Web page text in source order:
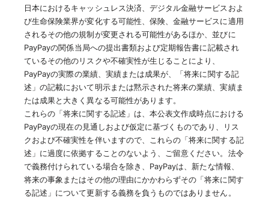
日本におけるキャッシュレス決済、デジタル金融サービスおよ
び生命保険業界が変化する可能性、保険、金融サービスに適用
されるその他の規制が変更される可能性があるほか、並びに
PayPayの関係当局への提出書類および定期報告書に記載され
ているその他のリスクや不確実性が生じることにより、
PayPayの実際の業績、実績または成果が、「将来に関する記
述」の記載において明示または黙示された将来の業績、実績ま
たは成果と大きく異なる可能性があります。
これらの「将来に関する記述」は、本公表文作成時点における
PayPayの現在の見通しおよび仮定に基づくものであり、リス
クおよび不確実性を伴いますので、これらの「将来に関する記
述」に過度に依拠することのないよう、ご留意ください。法令
で義務付けられている場合を除き、PayPayは、新たな情報、
将来の事象またはその他の理由にかかわらずその「将来に関す
る記述」について更新する義務を負うものではありません。